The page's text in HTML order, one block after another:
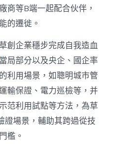
商等B端一起配合伙伴，
的遷徙。
創企業穩步完成自我造血
當局部分以及央企、國企率
利用場景，如聰明城市管
輸保證、電力巡檢等，并
范利用試點等方法，為草
證場景，輔助其跨過從技
檻。